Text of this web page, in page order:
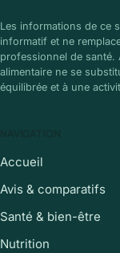
Les informations de ce
informatif et ne
professionnel de santé.
alimentaire ne se
équilibrée et à une
Accueil
Avis & comparatifs
Santé & bien-être
Nutrition